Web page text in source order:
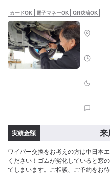
カードOK 電子マネーOK QR決済OK
実績金額 来
ワイパー交換をお考えの方は中日本
ください！ゴムが劣化していると窓
てしまいます。ご相談、ご予約をお